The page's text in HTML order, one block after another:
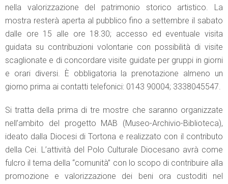
nella valorizzazione del patrimonio storico artistico. La
mostra resterà aperta al pubblico fino a settembre il sabato
dalle ore 15 alle ore 18.30; accesso ed eventuale visita
guidata su contribuzioni volontarie con possibilità di visite
scaglionate e di concordare visite guidate per gruppi in giorni
e orari diversi. È obbligatoria la prenotazione almeno un
giorno prima ai contatti telefonici: 0143 90004; 3338045547.
Si tratta della prima di tre mostre che saranno organizzate
nell’ambito del progetto MAB (Museo-Archivio-Biblioteca),
ideato dalla Diocesi di Tortona e realizzato con il contributo
della Cei. L’attività del Polo Culturale Diocesano avrà come
fulcro il tema della “comunità” con lo scopo di contribuire alla
promozione e valorizzazione dei beni ora custoditi nel